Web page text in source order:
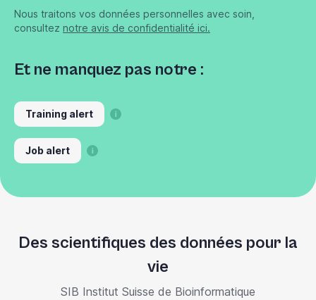
Nous traitons vos données personnelles avec soin,
consultez notre avis de confidentialité ici.
Et ne manquez pas notre :
Training alert
Job alert
Des scientifiques des données pour la
vie
SIB Institut Suisse de Bioinformatique